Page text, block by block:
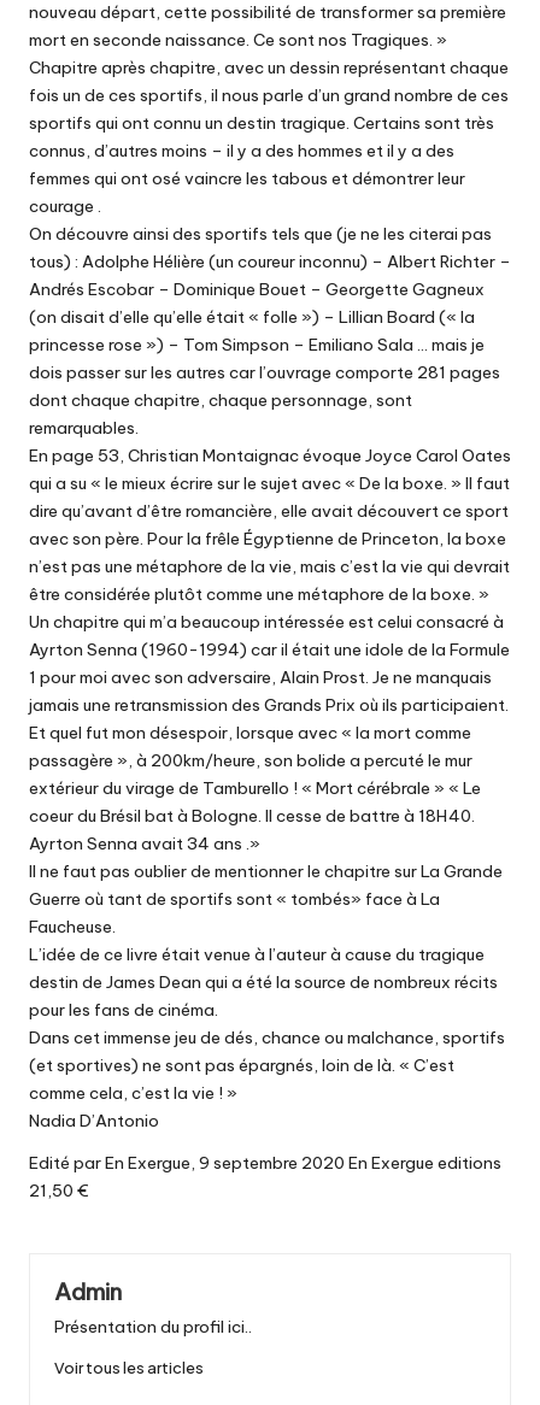
nouveau départ, cette possibilité de transformer sa première
mort en seconde naissance. Ce sont nos Tragiques. »
Chapitre après chapitre, avec un dessin représentant chaque
fois un de ces sportifs, il nous parle d’un grand nombre de ces
sportifs qui ont connu un destin tragique. Certains sont très
connus, d’autres moins – il y a des hommes et il y a des
femmes qui ont osé vaincre les tabous et démontrer leur
courage .
On découvre ainsi des sportifs tels que (je ne les citerai pas
tous) : Adolphe Hélière (un coureur inconnu) – Albert Richter –
Andrés Escobar – Dominique Bouet – Georgette Gagneux
(on disait d’elle qu’elle était « folle ») – Lillian Board (« la
princesse rose ») – Tom Simpson – Emiliano Sala … mais je
dois passer sur les autres car l’ouvrage comporte 281 pages
dont chaque chapitre, chaque personnage, sont
remarquables.
En page 53, Christian Montaignac évoque Joyce Carol Oates
qui a su « le mieux écrire sur le sujet avec « De la boxe. » Il faut
dire qu’avant d’être romancière, elle avait découvert ce sport
avec son père. Pour la frêle Égyptienne de Princeton, la boxe
n’est pas une métaphore de la vie, mais c’est la vie qui devrait
être considérée plutôt comme une métaphore de la boxe. »
Un chapitre qui m’a beaucoup intéressée est celui consacré à
Ayrton Senna (1960-1994) car il était une idole de la Formule
1 pour moi avec son adversaire, Alain Prost. Je ne manquais
jamais une retransmission des Grands Prix où ils participaient.
Et quel fut mon désespoir, lorsque avec « la mort comme
passagère », à 200km/heure, son bolide a percuté le mur
extérieur du virage de Tamburello ! « Mort cérébrale » « Le
coeur du Brésil bat à Bologne. Il cesse de battre à 18H40.
Ayrton Senna avait 34 ans .»
Il ne faut pas oublier de mentionner le chapitre sur La Grande
Guerre où tant de sportifs sont « tombés» face à La
Faucheuse.
L’idée de ce livre était venue à l’auteur à cause du tragique
destin de James Dean qui a été la source de nombreux récits
pour les fans de cinéma.
Dans cet immense jeu de dés, chance ou malchance, sportifs
(et sportives) ne sont pas épargnés, loin de là. « C’est
comme cela, c’est la vie ! »
Nadia D’Antonio
Edité par En Exergue, 9 septembre 2020 En Exergue editions
21,50 €
Admin
Présentation du profil ici..
Voir tous les articles